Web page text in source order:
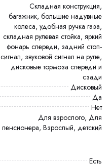
Складная конструкция,
багажник, большие надувные
колеса, удобная ручка газа,
складная рулевая стойка, яркий
фонарь спереди, задний стоп-
сигнал, звуковой сигнал на руле,
дисковые тормоза спереди и
сзади
Дисковый
Да
Нет
Для взрослого, Для
пенсионера, Взрослый, детский
есть